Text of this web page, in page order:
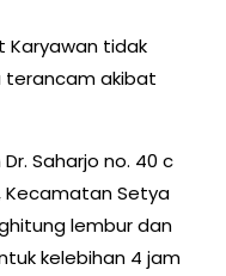
Karyawan tidak
terancam akibat
Saharjo no. 40 c
Kecamatan Setya
lembur dan
kelebihan 4 jam